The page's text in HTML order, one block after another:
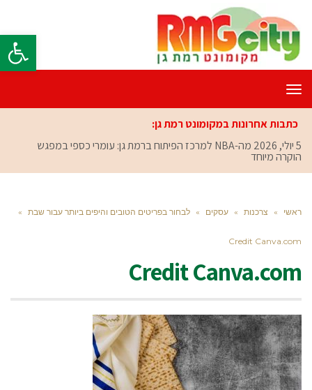
פתח
תפריט
כתבות אחרונות במקומונט רמת גן:
5 יולי, 2026
מה-NBA למרכז הפיתוח ברמת גן: עומרי כספי במפגש
הוקרה מיוחד
ראשי » צרכנות » עסקים » לבחור בפריטים הטובים והיפים ביותר עבור שבת »
Credit Canva.com
Credit Canva.com